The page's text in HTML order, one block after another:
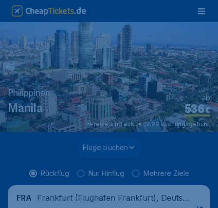
Philippinen
Manila €
536
ab
*Preise sind exkl. € 19,99 Buchungsgebühr.
Flüge buchen
Rückflug Nur Hinflug Mehrere Ziele
FRA
Frankfurt (Flughafen Frankfurt), Deutsc